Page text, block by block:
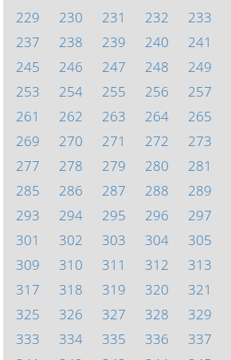
229
230 231 232 233
237
238 239 240 241
245
246 247 248 249
253
254 255 256 257
261
262 263 264 265
269
270 271 272 273
277
278 279 280 281
285
286 287 288 289
293
294 295 296 297
301
302 303 304 305
309
310 311 312 313
317
318 319 320 321
325
326 327 328 329
333
334 335 336 337